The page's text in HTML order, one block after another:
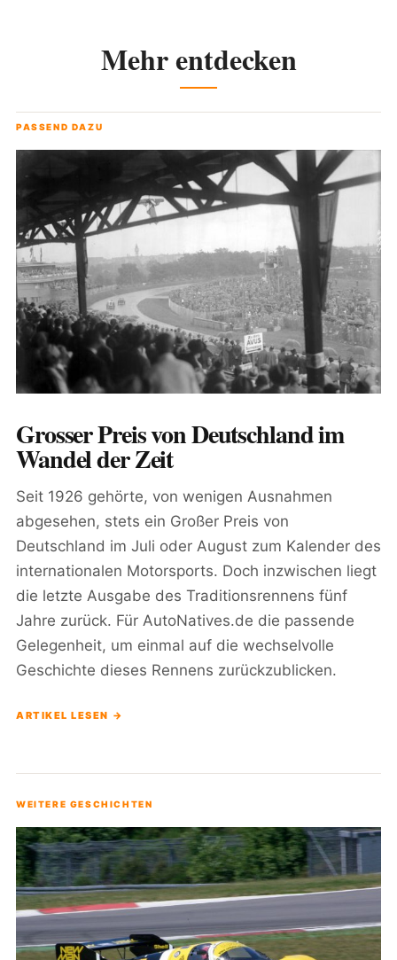
Mehr entdecken
PASSEND DAZU
Grosser Preis von Deutschland im
Wandel der Zeit
Seit 1926 gehörte, von wenigen Ausnahmen
abgesehen, stets ein Großer Preis von
Deutschland im Juli oder August zum Kalender des
internationalen Motorsports. Doch inzwischen liegt
die letzte Ausgabe des Traditionsrennens fünf
Jahre zurück. Für AutoNatives.de die passende
Gelegenheit, um einmal auf die wechselvolle
Geschichte dieses Rennens zurückzublicken.
ARTIKEL LESEN →
WEITERE GESCHICHTEN